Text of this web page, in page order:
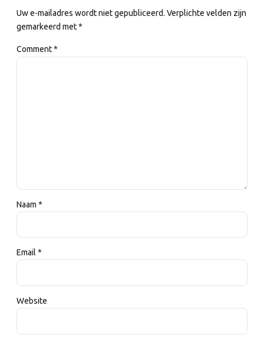
Uw e-mailadres wordt niet gepubliceerd. Verplichte velden zijn
gemarkeerd met *
Comment*
Naam *
Email *
Website